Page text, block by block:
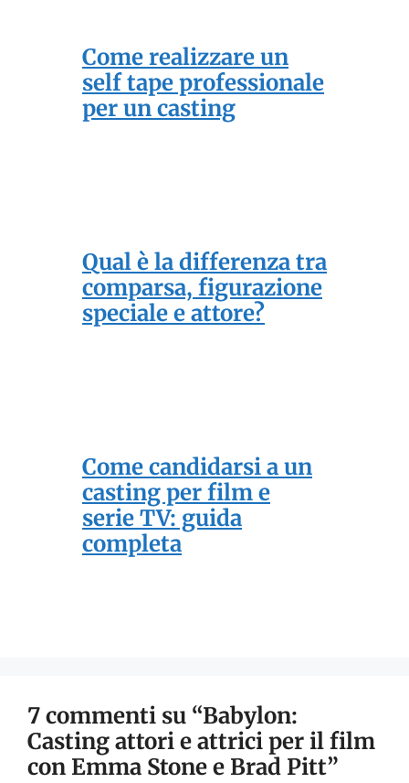
Come realizzare un
self tape professionale
per un casting
Qual è la differenza tra
comparsa, figurazione
speciale e attore?
Come candidarsi a un
casting per film e
serie TV: guida
completa
7 commenti su “Babylon:
Casting attori e attrici per il film
con Emma Stone e Brad Pitt”